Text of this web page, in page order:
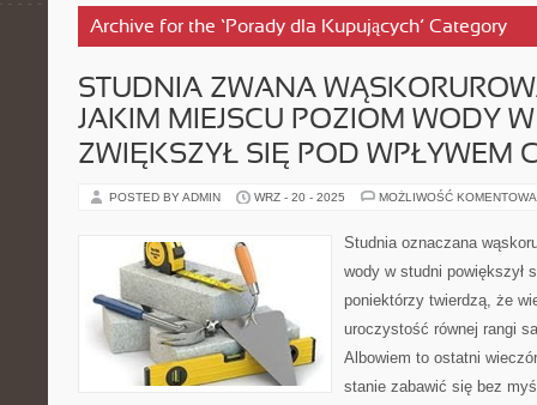
Archive for the ‘Porady dla Kupujących’ Category
STUDNIA ZWANA
JAKIM MIEJSCU POZIOM WODY
ZWIĘKSZYŁ SIĘ POD WPŁYWEM
POSTED BY ADMIN WRZ - 20 - 2025 MOŻLIWOŚĆ
Studnia oznaczana
wody w studni powiększył
poniektórzy twierdzą, że
uroczystość równej rangi
Albowiem to ostatni
stanie zabawić się bez